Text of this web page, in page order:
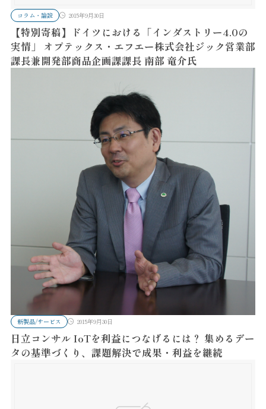
コラム・論説 2015年9月30日
【特別寄稿】ドイツにおける「インダストリー4.0の
実情」 オプテックス・エフエー株式会社ジック営業部
課長兼開発部商品企画課課長 南部 竜介氏
新製品/サービス 2015年9月30日
日立コンサル IoTを利益につなげるには？ 集めるデー
タの基準づくり、課題解決で成果・利益を継続